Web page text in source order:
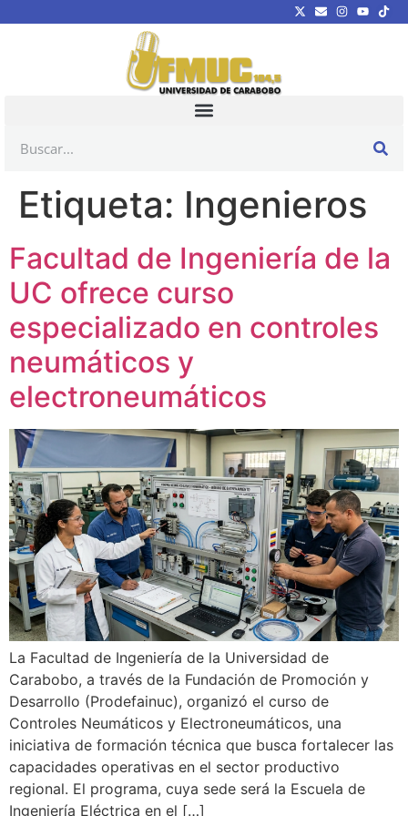
Etiqueta: Ingenieros
Facultad de Ingeniería de la
UC ofrece curso
especializado en controles
neumáticos y
electroneumáticos
La Facultad de Ingeniería de la Universidad de
Carabobo, a través de la Fundación de Promoción y
Desarrollo (Prodefainuc), organizó el curso de
Controles Neumáticos y Electroneumáticos, una
iniciativa de formación técnica que busca fortalecer las
capacidades operativas en el sector productivo
regional. El programa, cuya sede será la Escuela de
Ingeniería Eléctrica en el […]